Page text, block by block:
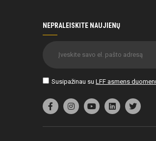
NEPRALEISKITE NAUJIENŲ
Susipažinau su LFF asmens